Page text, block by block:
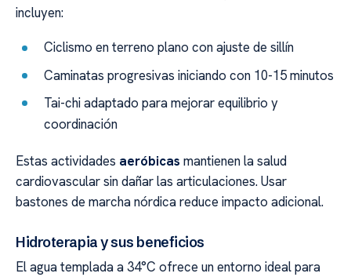
incluyen:
Ciclismo en terreno plano con ajuste de sillín
Caminatas progresivas iniciando con 10-15 minutos
Tai-chi adaptado para mejorar equilibrio y
coordinación
Estas actividades aeróbicas mantienen la salud
cardiovascular sin dañar las articulaciones. Usar
bastones de marcha nórdica reduce impacto adicional.
Hidroterapia y sus beneficios
El agua templada a 34°C ofrece un entorno ideal para